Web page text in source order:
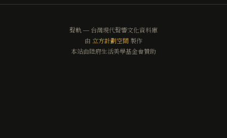
聲軌 — 台灣現代聲響文化資料庫
由 立方計劃空間 製作
本站由陸府生活美學基金會贊助